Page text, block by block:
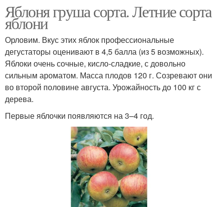
Крупноплодные сорта
Яблоня груша сорта. Летние сорта
яблони
Орловим. Вкус этих яблок профессиональные
дегустаторы оценивают в 4,5 балла (из 5 возможных).
Яблоки очень сочные, кисло-сладкие, с довольно
сильным ароматом. Масса плодов 120 г. Созревают они
во второй половине августа. Урожайность до 100 кг с
дерева.
Первые яблочки появляются на 3–4 год.